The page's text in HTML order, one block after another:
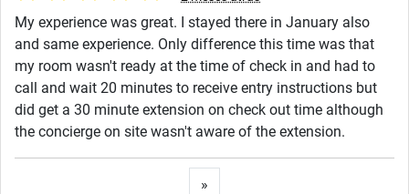
My experience was great. I stayed there in January also
and same experience. Only difference this time was that
my room wasn't ready at the time of check in and had to
call and wait 20 minutes to receive entry instructions but
did get a 30 minute extension on check out time although
the concierge on site wasn't aware of the extension.
»